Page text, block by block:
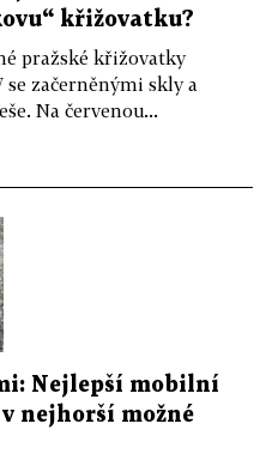
křižovatku?
pražské křižovatky
začerněnými skly a
Na červenou...
Nejlepší mobilní
nejhorší možné